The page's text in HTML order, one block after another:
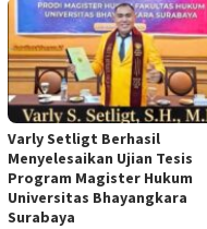
Varly Setligt Berhasil
Menyelesaikan Ujian Tesis
Program Magister Hukum
Universitas Bhayangkara
Surabaya